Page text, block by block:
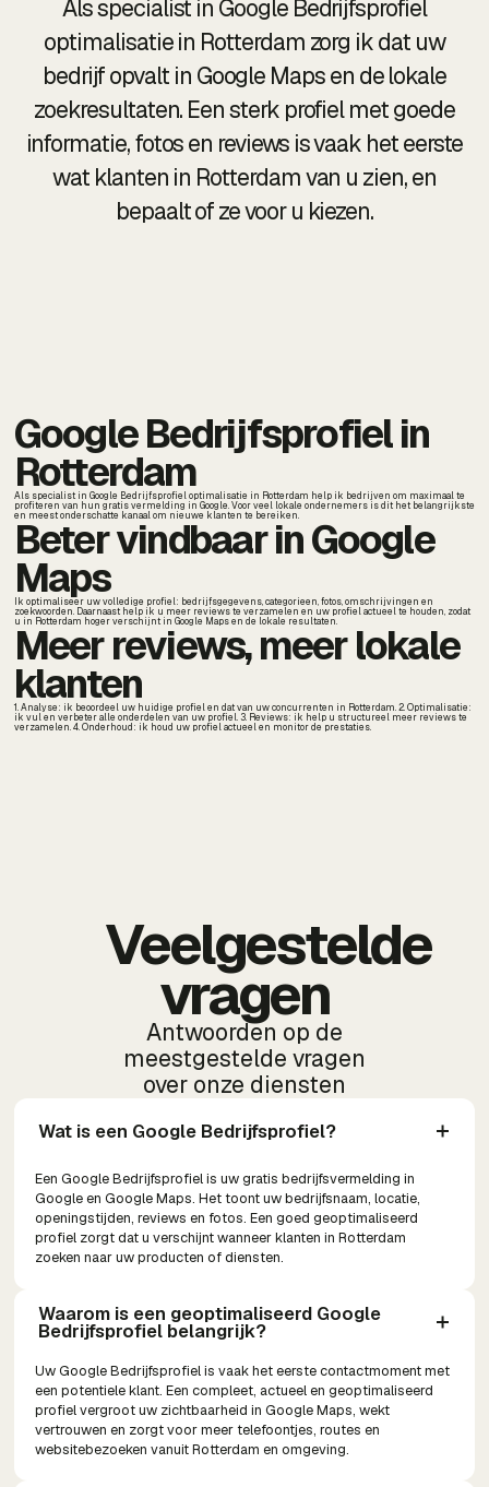
Als specialist in Google Bedrijfsprofiel
optimalisatie in Rotterdam zorg ik dat uw
bedrijf opvalt in Google Maps en de lokale
zoekresultaten. Een sterk profiel met goede
informatie, fotos en reviews is vaak het eerste
wat klanten in Rotterdam van u zien, en
bepaalt of ze voor u kiezen.
Google Bedrijfsprofiel in
Rotterdam
Als specialist in Google Bedrijfsprofiel optimalisatie in Rotterdam help ik bedrijven om maximaal te
profiteren van hun gratis vermelding in Google. Voor veel lokale ondernemers is dit het belangrijkste
en meest onderschatte kanaal om nieuwe klanten te bereiken.
Beter vindbaar in Google
Maps
Ik optimaliseer uw volledige profiel: bedrijfsgegevens, categorieen, fotos, omschrijvingen en
zoekwoorden. Daarnaast help ik u meer reviews te verzamelen en uw profiel actueel te houden, zodat
u in Rotterdam hoger verschijnt in Google Maps en de lokale resultaten.
Meer reviews, meer lokale
klanten
1. Analyse: ik beoordeel uw huidige profiel en dat van uw concurrenten in Rotterdam. 2. Optimalisatie:
ik vul en verbeter alle onderdelen van uw profiel. 3. Reviews: ik help u structureel meer reviews te
verzamelen. 4. Onderhoud: ik houd uw profiel actueel en monitor de prestaties.
Veelgestelde
vragen
Antwoorden op de
meestgestelde vragen
over onze diensten
Wat is een Google Bedrijfsprofiel?
Een Google Bedrijfsprofiel is uw gratis bedrijfsvermelding in
Google en Google Maps. Het toont uw bedrijfsnaam, locatie,
openingstijden, reviews en fotos. Een goed geoptimaliseerd
profiel zorgt dat u verschijnt wanneer klanten in Rotterdam
zoeken naar uw producten of diensten.
Waarom is een geoptimaliseerd Google
Bedrijfsprofiel belangrijk?
Uw Google Bedrijfsprofiel is vaak het eerste contactmoment met
een potentiele klant. Een compleet, actueel en geoptimaliseerd
profiel vergroot uw zichtbaarheid in Google Maps, wekt
vertrouwen en zorgt voor meer telefoontjes, routes en
websitebezoeken vanuit Rotterdam en omgeving.